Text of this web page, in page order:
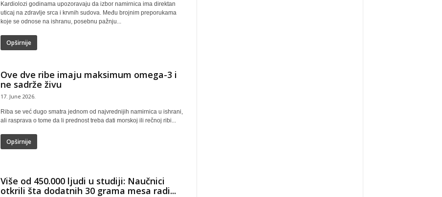
Kardiolozi godinama upozoravaju da izbor namirnica ima direktan
uticaj na zdravlje srca i krvnih sudova. Među brojnim preporukama
koje se odnose na ishranu, posebnu pažnju...
Opširnije
Ove dve ribe imaju maksimum omega-3 i
ne sadrže živu
17. June 2026.
Riba se već dugo smatra jednom od najvrednijih namirnica u ishrani,
ali rasprava o tome da li prednost treba dati morskoj ili rečnoj ribi...
Opširnije
Više od 450.000 ljudi u studiji: Naučnici
otkrili šta dodatnih 30 grama mesa radi...